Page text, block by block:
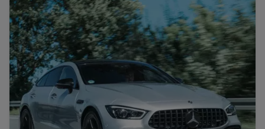
Range Rover Corvette